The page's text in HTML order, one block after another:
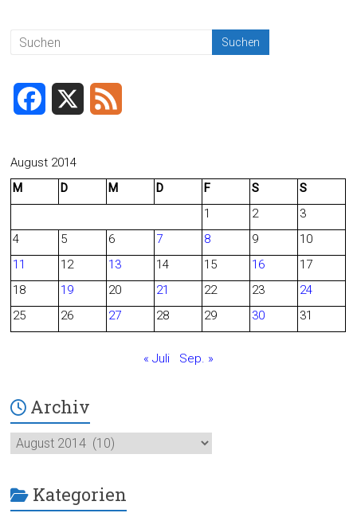
ok
c
b
o
August 2014
M
D M D F S
S
1
2
3
4
5 6 7 8 9
10
11
12 13 14 15 16
17
18
19 20 21 22 23
24
25
26 27 28 29 30 31
« Juli Sep. »
Archiv
Archiv
Kategorien